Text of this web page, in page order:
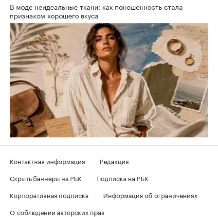
В моде неидеальные ткани: как поношенность стала
признаком хорошего вкуса
Контактная информация
Редакция
Скрыть баннеры на РБК
Подписка на РБК
Корпоративная подписка
Информация об ограничениях
О соблюдении авторских прав